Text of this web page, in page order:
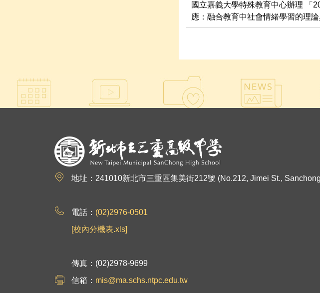
國立嘉義大學特殊教育中心辦理 「
應：融合教育中社會情緒學習的理論
地址：241010新北市三重區集美街212號 (No.212, Jimei St.,
電話： (02)2976-0501
[校內分機表.xls]
傳真：(02)2978-9699
信箱： mis@ma.schs.ntpc.edu.tw